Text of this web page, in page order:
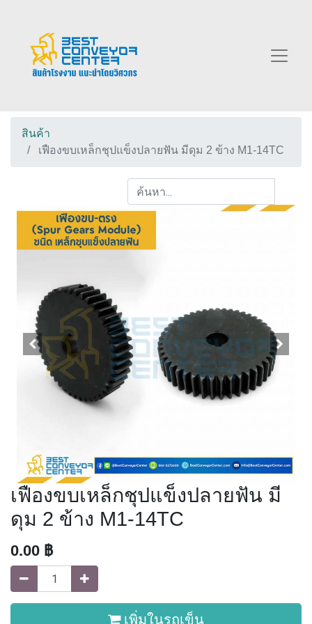
สินค้า
เฟืองขบเหล็กชุปแข็งปลายฟัน มีดุม 2 ข้าง M1-14TC
เฟืองขบเหล็กชุปแข็งปลายฟัน มี
ดุม 2 ข้าง M1-14TC
0.00 ฿
เพิ่มในรถเข็น